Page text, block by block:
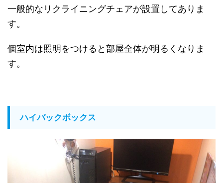
一般的なリクライニングチェアが設置してありま
す。
個室内は照明をつけると部屋全体が明るくなりま
す。
ハイバックボックス